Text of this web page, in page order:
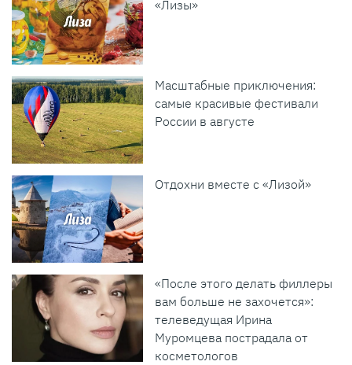
«Лизы»
Масштабные приключения:
самые красивые фестивали
России в августе
Отдохни вместе с «Лизой»
«После этого делать филлеры
вам больше не захочется»:
телеведущая Ирина
Муромцева пострадала от
косметологов